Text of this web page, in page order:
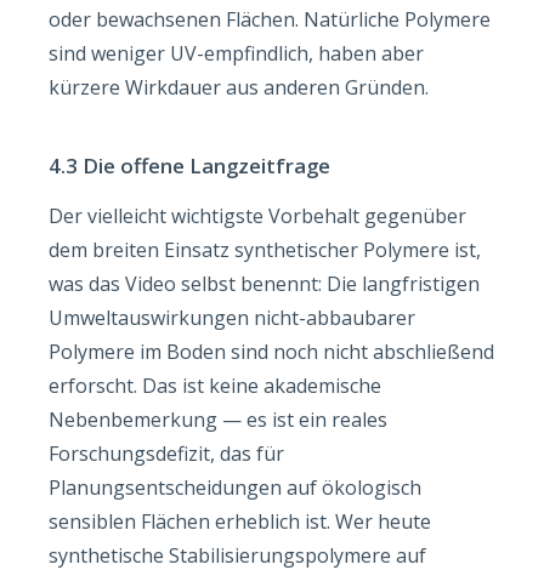
oder bewachsenen Flächen. Natürliche Polymere
sind weniger UV-empfindlich, haben aber
kürzere Wirkdauer aus anderen Gründen.
4.3 Die offene Langzeitfrage
Der vielleicht wichtigste Vorbehalt gegenüber
dem breiten Einsatz synthetischer Polymere ist,
was das Video selbst benennt: Die langfristigen
Umweltauswirkungen nicht-abbaubarer
Polymere im Boden sind noch nicht abschließend
erforscht. Das ist keine akademische
Nebenbemerkung — es ist ein reales
Forschungsdefizit, das für
Planungsentscheidungen auf ökologisch
sensiblen Flächen erheblich ist. Wer heute
synthetische Stabilisierungspolymere auf